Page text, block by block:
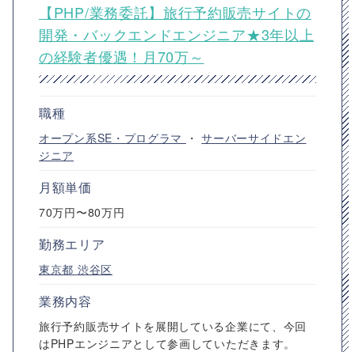
【PHP/業務委託】旅行予約販売サイトの
開発・バックエンドエンジニア★3年以上
の経験者優遇！月70万～
職種
オープン系SE・プログラマ ・サーバーサイドエン
ジニア
月額単価
70万円〜80万円
勤務エリア
東京都 渋谷区
業務内容
旅行予約販売サイトを展開している企業にて、今回
はPHPエンジニアとして参画していただきます。